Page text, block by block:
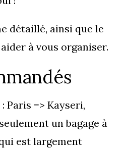
détaillé, ainsi que le
à vous organiser.
=> Kayseri,
seulement un bagage à
est largement